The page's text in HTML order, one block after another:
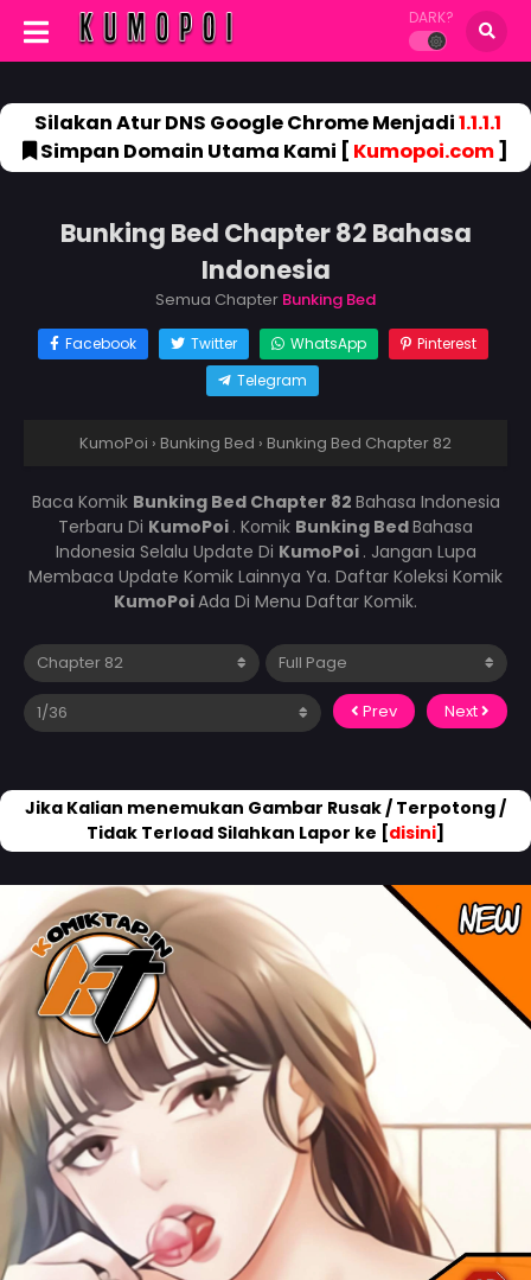
DARK?
Silakan Atur DNS Google Chrome Menjadi1.1.1.1
Simpan Domain Utama Kami [ Kumopoi.com]
Bunking Bed Chapter 82 Bahasa
Indonesia
Semua Chapter Bunking Bed
Facebook Twitter WhatsApp
Pinterest
Telegram
KumoPoi › Bunking Bed › Bunking Bed Chapter 82
Baca Komik Bunking Bed Chapter 82 Bahasa Indonesia
Terbaru Di KumoPoi . Komik Bunking BedBahasa
Indonesia Selalu Update Di KumoPoi . Jangan Lupa
Membaca Update Komik Lainnya Ya. Daftar Koleksi Komik
KumoPoiAda Di Menu Daftar Komik.
Prev Next
Jika Kalian menemukan Gambar Rusak / Terpotong /
Tidak Terload Silahkan Lapor ke [disini]